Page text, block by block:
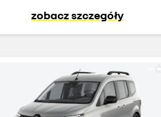
zobacz szczegóły